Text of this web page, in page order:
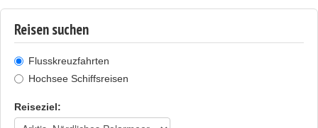
Reisen suchen
Flusskreuzfahrten
Hochsee Schiffsreisen
Reiseziel: